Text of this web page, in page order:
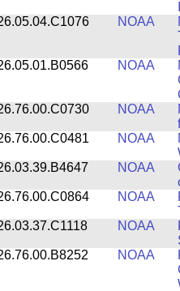
NOAA
NOAA
NOAA
NOAA
NOAA
NOAA
NOAA
NOAA